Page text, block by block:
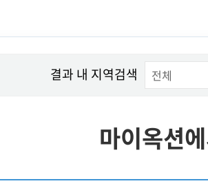
결과 내 지역검색
마이옥션